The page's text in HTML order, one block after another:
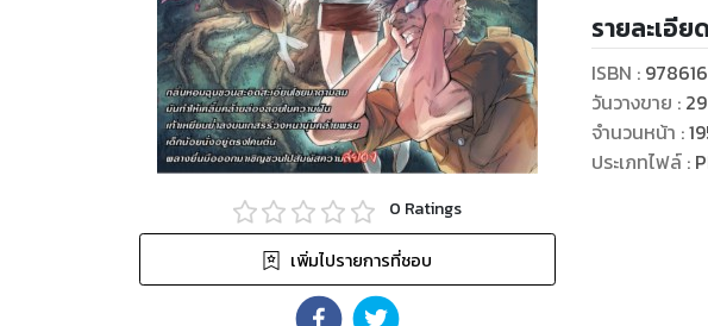
0 Ratings
เพิ่มไปรายการที่ชอบ
รายละเอียด
ISBN :
วันวางขาย :
จำนวนหน้า :
ประเภทไฟล์: